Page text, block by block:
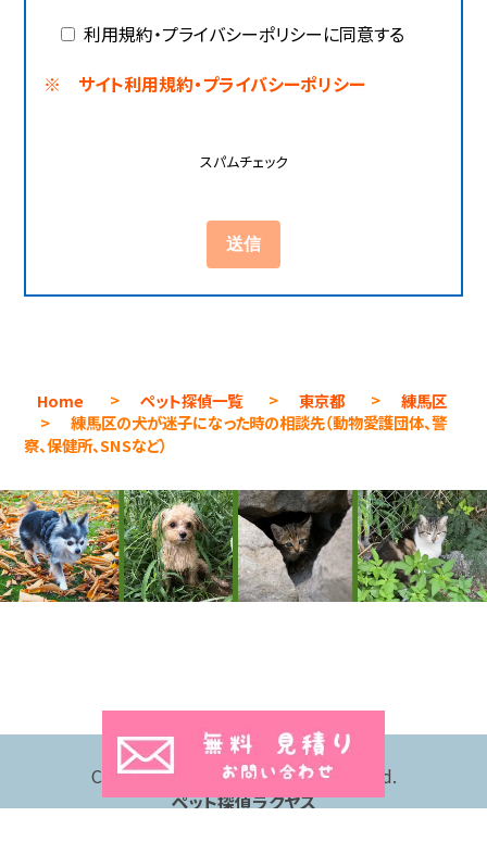
利用規約・プライバシーポリシーに同意する
※ サイト利用規約・プライバシーポリシー
スパムチェック
Home > ペット探偵一覧 > 東京都 >
練馬区
>
練馬区の犬が迷子になった時の相談先（動物愛護団体、警
察、保健所、SNSなど）
Copyright © 2026 All Rights Reserved.
ペット探偵ラクヤス